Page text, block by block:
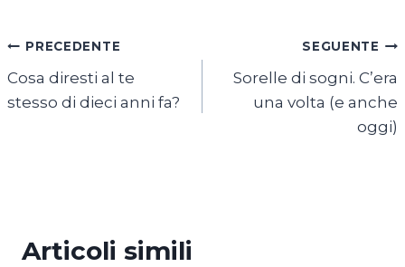
Navigazione
articoli
PRECEDENTE
Cosa diresti al te
stesso di dieci anni fa?
SEGUENTE
Sorelle di sogni. C’era
una volta (e anche
oggi)
Articoli simili